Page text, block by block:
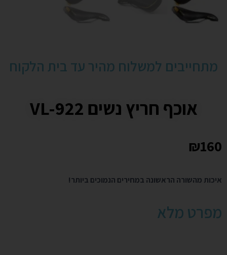
אוכף חריץ נשים VL-922
₪160
איכות מהשורה הראשונה במחירים הנמוכים ביותר!
מפרט מלא
מתחייבים למשלוח מהיר עד בית הלקוח